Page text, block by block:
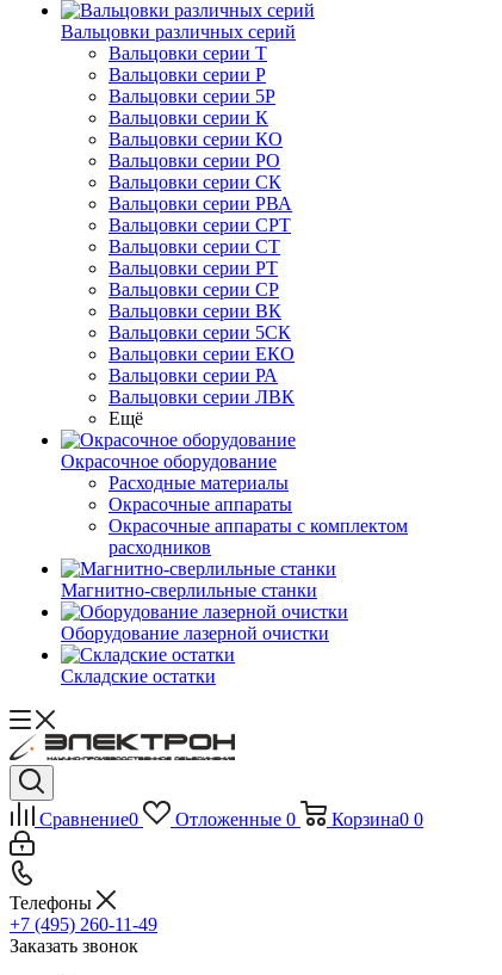
Вальцовки различных серий
Вальцовки серии Т
Вальцовки серии Р
Вальцовки серии 5Р
Вальцовки серии К
Вальцовки серии КО
Вальцовки серии РО
Вальцовки серии СК
Вальцовки серии РВА
Вальцовки серии СРТ
Вальцовки серии СТ
Вальцовки серии РТ
Вальцовки серии СР
Вальцовки серии ВК
Вальцовки серии 5СК
Вальцовки серии ЕКО
Вальцовки серии РА
Вальцовки серии ЛВК
Ещё
Окрасочное оборудование
Расходные материалы
Окрасочные аппараты
Окрасочные аппараты с комплектом
расходников
Магнитно-сверлильные станки
Оборудование лазерной очистки
Складские остатки
Сравнение0 Отложенные 0 Корзина0 0
Телефоны
+7 (495) 260-11-49
Заказать звонок